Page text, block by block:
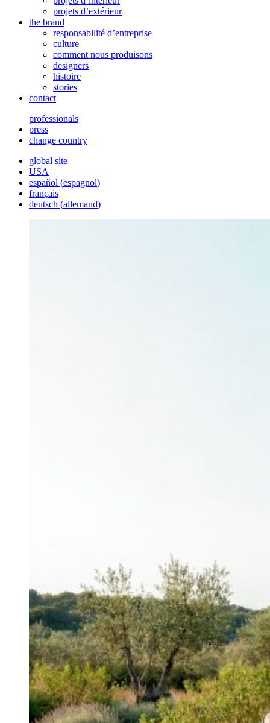
projets d’extérieur
the brand
responsabilité d’entreprise
culture
comment nous produisons
designers
histoire
stories
contact
professionals
press
change country
global site
USA
español (espagnol)
français
deutsch (allemand)